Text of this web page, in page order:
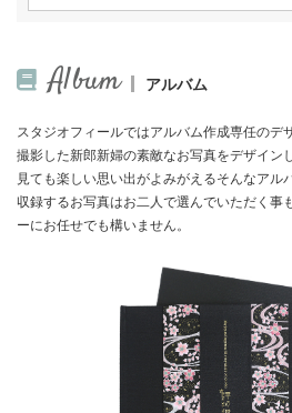
Album アルバム
スタジオフィールではアルバム作成専任のデ
撮影した新郎新婦の素敵なお写真をデザイン
見ても楽しい思い出がよみがえるそんなアル
収録するお写真はお二人で選んでいただく事
ーにお任せでも構いません。